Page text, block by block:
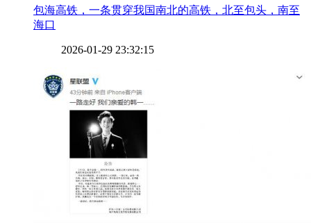
​包海高铁，一条贯穿我国南北的高铁，北至包头，南至
海口
2026-01-29 23:32:15